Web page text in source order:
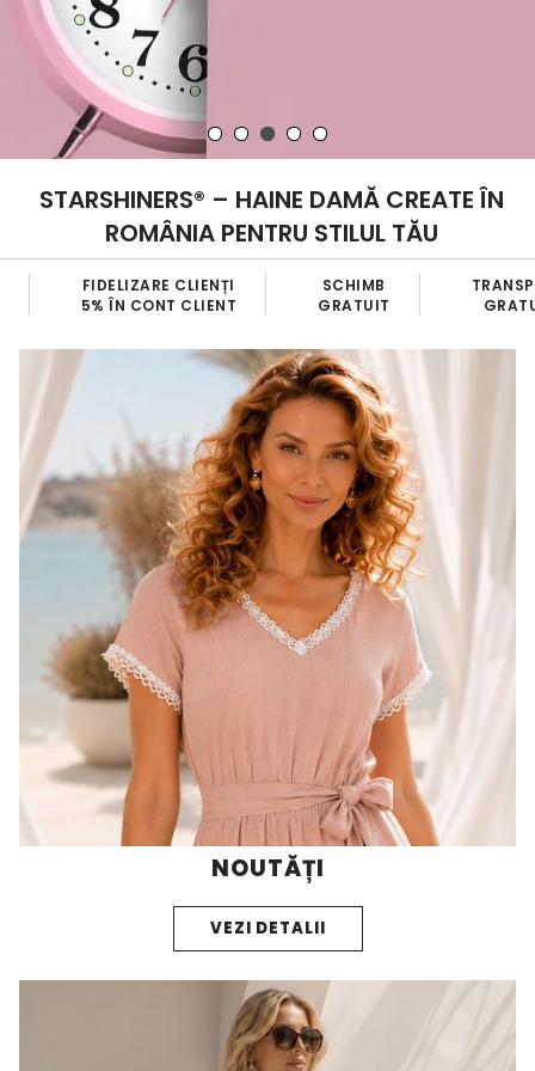
STARSHINERS® – HAINE DAMĂ CREATE ÎN
ROMÂNIA PENTRU STILUL TĂU
SCHIMB
GRATUIT
TRANSPORT
BRAND
100%
NOUTĂȚI
VEZI DETALII